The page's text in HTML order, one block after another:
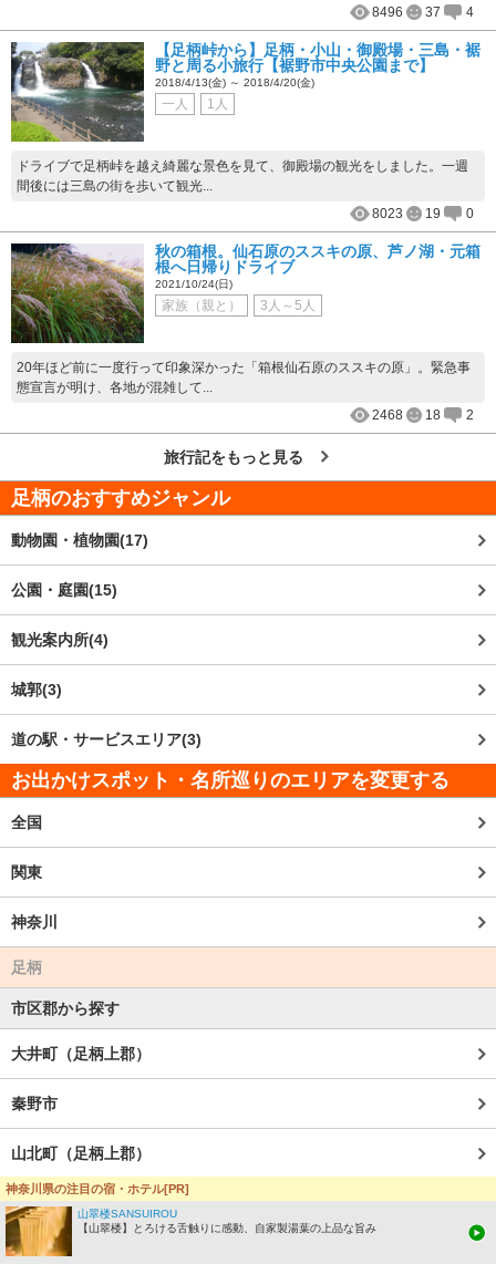
8496
37 4
【足柄峠から】足柄・小山・御殿場・三島・裾
野と周る小旅行【裾野市中央公園まで】
2018/4/13(金) ～ 2018/4/20(金)
一人 1人
ドライブで足柄峠を越え綺麗な景色を見て、御殿場の観光をしました。一週
間後には三島の街を歩いて観光...
8023
19 0
秋の箱根。仙石原のススキの原、芦ノ湖・元箱
根へ日帰りドライブ
2021/10/24(日)
家族（親と） 3人～5人
20年ほど前に一度行って印象深かった「箱根仙石原のススキの原」。緊急事
態宣言が明け、各地が混雑して...
2468
18 2
旅行記をもっと見る
足柄のおすすめジャンル
動物園・植物園(17)
公園・庭園(15)
観光案内所(4)
城郭(3)
道の駅・サービスエリア(3)
お出かけスポット・名所巡りのエリアを変更する
全国
関東
神奈川
足柄
市区郡から探す
大井町（足柄上郡）
秦野市
山北町（足柄上郡）
南足柄市
松田町（足柄上郡）
神奈川県の注目の宿・ホテル[PR]
山翠楼SANSUIROU
【山翠楼】とろける舌触りに感動、自家製湯葉の上品な旨み